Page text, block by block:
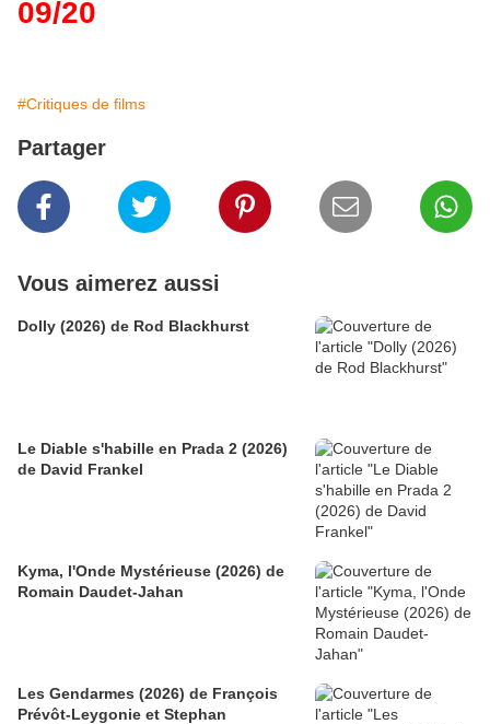
09/20
#Critiques de films
Partager
Vous aimerez aussi
Dolly (2026) de Rod Blackhurst
Le Diable s'habille en Prada 2 (2026)
de David Frankel
Kyma, l'Onde Mystérieuse (2026) de
Romain Daudet-Jahan
Les Gendarmes (2026) de François
Prévôt-Leygonie et Stephan